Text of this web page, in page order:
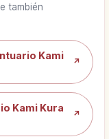
también
Kami
↗
Kami Kura
↗